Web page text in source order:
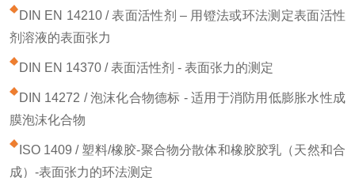
DIN EN 14210 / 表面活性剂 – 用镫法或环法测定表面活性
剂溶液的表面张力
DIN EN 14370 / 表面活性剂 - 表面张力的测定
DIN 14272 / 泡沫化合物德标 - 适用于消防用低膨胀水性成
膜泡沫化合物
ISO 1409 / 塑料/橡胶-聚合物分散体和橡胶胶乳（天然和合
成）-表面张力的环法测定